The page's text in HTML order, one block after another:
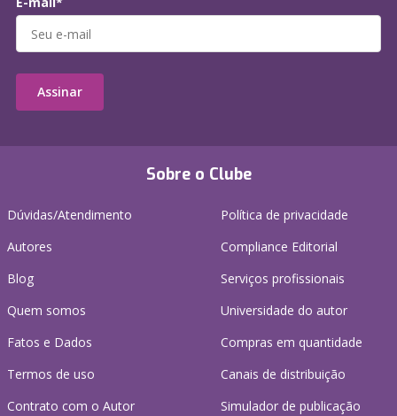
Sobre o Clube
Dúvidas/Atendimento
Autores
Blog
Quem somos
Fatos e Dados
Termos de uso
Contrato com o Autor
Política de privacidade
Compliance Editorial
Serviços profissionais
Universidade do autor
Compras em quantidade
Canais de distribuição
Simulador de publicação
Assinar